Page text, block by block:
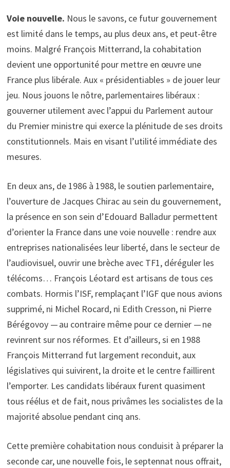
Voie nouvelle. Nous le savons, ce futur gouvernement
est limité dans le temps, au plus deux ans, et peut-être
moins. Malgré François Mitterrand, la cohabitation
devient une opportunité pour mettre en œuvre une
France plus libérale. Aux « présidentiables » de jouer leur
jeu. Nous jouons le nôtre, parlementaires libéraux :
gouverner utilement avec l’appui du Parlement autour
du Premier ministre qui exerce la plénitude de ses droits
constitutionnels. Mais en visant l’utilité immédiate des
mesures.
En deux ans, de 1986 à 1988, le soutien parlementaire,
l’ouverture de Jacques Chirac au sein du gouvernement,
la présence en son sein d’Edouard Balladur permettent
d’orienter la France dans une voie nouvelle : rendre aux
entreprises nationalisées leur liberté, dans le secteur de
l’audiovisuel, ouvrir une brèche avec TF1, déréguler les
télécoms… François Léotard est artisans de tous ces
combats. Hormis l’ISF, remplaçant l’IGF que nous avions
supprimé, ni Michel Rocard, ni Edith Cresson, ni Pierre
Bérégovoy — au contraire même pour ce dernier — ne
revinrent sur nos réformes. Et d’ailleurs, si en 1988
François Mitterrand fut largement reconduit, aux
législatives qui suivirent, la droite et le centre faillirent
l’emporter. Les candidats libéraux furent quasiment
tous réélus et de fait, nous privâmes les socialistes de la
majorité absolue pendant cinq ans.
Cette première cohabitation nous conduisit à préparer la
seconde car, une nouvelle fois, le septennat nous offrait,